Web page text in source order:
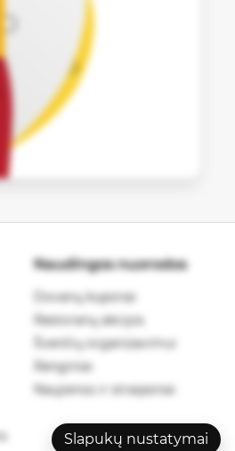
Slapukų nustatymai
Naudingos nuorodos
Dovanų kuponai
Restoranų akcijos
Švenčių organizavimui
Renginiai
Naujienos ir straipsniai